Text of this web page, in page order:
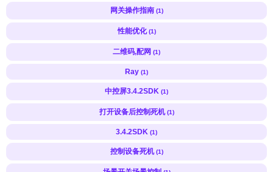
网关操作指南 (1)
性能优化 (1)
二维码,配网 (1)
Ray (1)
中控屏3.4.2SDK (1)
打开设备后控制死机 (1)
3.4.2SDK (1)
控制设备死机 (1)